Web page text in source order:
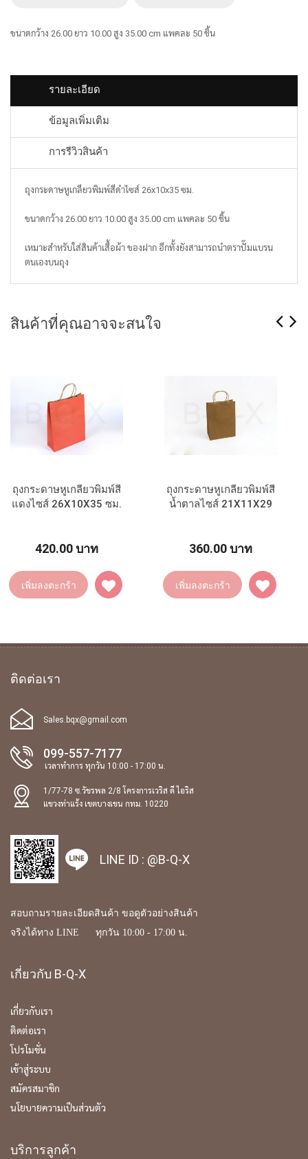
ขนาดกว้าง 26.00 ยาว 10.00 สูง 35.00 cm แพคละ 50 ชิ้น
รายละเอียด
ข้อมูลเพิ่มเติม
การรีวิวสินค้า
ถุงกระดาษหูเกลียวพิมพ์สีดำไซส์ 26x10x35 ซม.
ขนาดกว้าง 26.00 ยาว 10.00 สูง 35.00 cm แพคละ 50 ชิ้น
เหมาะสำหรับใส่สินค้าเสื้อผ้า ของฝาก อีกทั้งยังสามารถนำตราปั๊มแบรน
ตนเองบนถุง
สินค้าที่คุณอาจจะสนใจ
ถุงกระดาษหูเกลียวพิมพ์สี
แดงไซส์ 26X10X35 ซม.
420.00 บาท
เพิ่มลงตะกร้า
ถุงกระดาษหูเกลียวพิมพ์สี
น้ำตาลไซส์ 21X11X29
360.00 บาท
เพิ่มลงตะกร้า
ติดต่อเรา
Sales.bqx@gmail.com
099-557-7177
เวลาทำการ ทุกวัน 10:00 - 17:00 น.
1/77-78 ซ.วัชรพล 2/8 โครงการเวริส ดี ไอริส
แขวงท่าแร้ง เขตบางเขน กทม. 10220
LINE ID : @B-Q-X
สอบถามรายละเอียดสินค้า ขอดูตัวอย่างสินค้า
จริงได้ทาง LINE ทุกวัน 10:00 - 17:00 น.
เกี่ยวกับ B-Q-X
เกี่ยวกับเรา
ติดต่อเรา
โปรโมชั่น
เข้าสู่ระบบ
สมัครสมาชิก
นโยบายความเป็นส่วนตัว
บริการลูกค้า